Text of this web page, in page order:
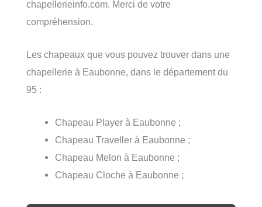
chapellerieinfo.com. Merci de votre
compréhension.
Les chapeaux que vous pouvez trouver dans une
chapellerie à Eaubonne, dans le département du
95 :
Chapeau Player à Eaubonne ;
Chapeau Traveller à Eaubonne ;
Chapeau Melon à Eaubonne ;
Chapeau Cloche à Eaubonne ;